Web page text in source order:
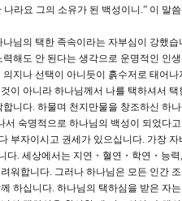
라요 그의 소유가 된 백성이니.” 이 말
님의 택한 족속이라는 자부심이 강했습
해도 안 된다는 생각으로 운명적인 인
지나 선택이 아니듯이 흙수저로 태어나
이 아니라 하나님께서 나를 택하셔서 택
니다. 하물며 천지만물을 창조하신 하나
숙명적으로 하나님의 백성이 되었다
부자이시고 권세가 있으십니다. 가장 자
. 세상에서는 지연・혈연・학연・능력,
워합니다. 그러나 하나님은 모든 인간 조
하십니다. 하나님의 택하심을 받은 자는